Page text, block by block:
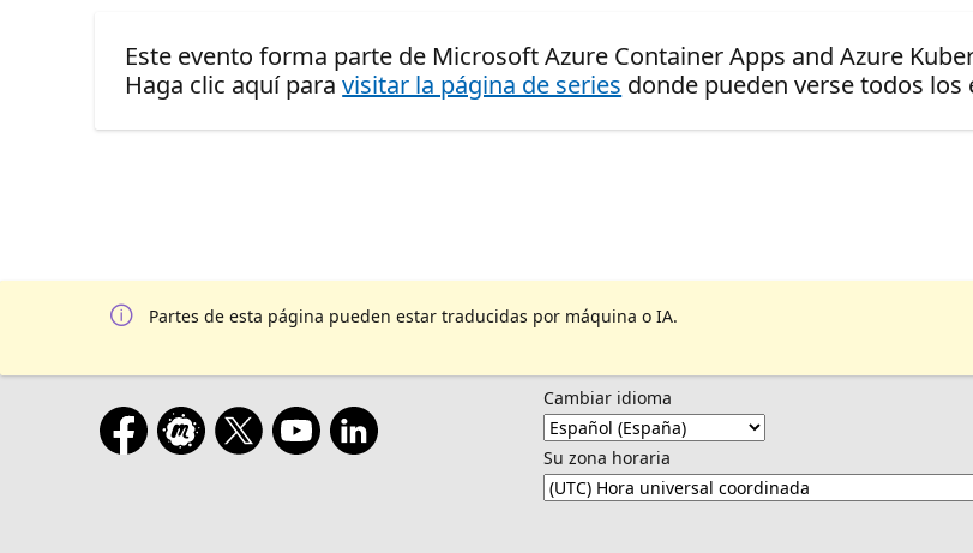
Este evento forma parte de Microsoft Azure Container Apps and Azure
Haga clic aquí paravisitar la página de series donde pueden verse todos
Partes de esta página pueden estar traducidas por máquina o IA.
Cambiar idioma
Su zona horaria